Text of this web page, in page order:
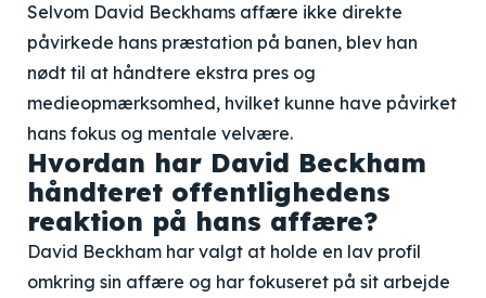
Selvom David Beckhams affære ikke direkte
påvirkede hans præstation på banen, blev han
nødt til at håndtere ekstra pres og
medieopmærksomhed, hvilket kunne have påvirket
hans fokus og mentale velvære.
Hvordan har David Beckham
håndteret offentlighedens
reaktion på hans affære?
David Beckham har valgt at holde en lav profil
omkring sin affære og har fokuseret på sit arbejde